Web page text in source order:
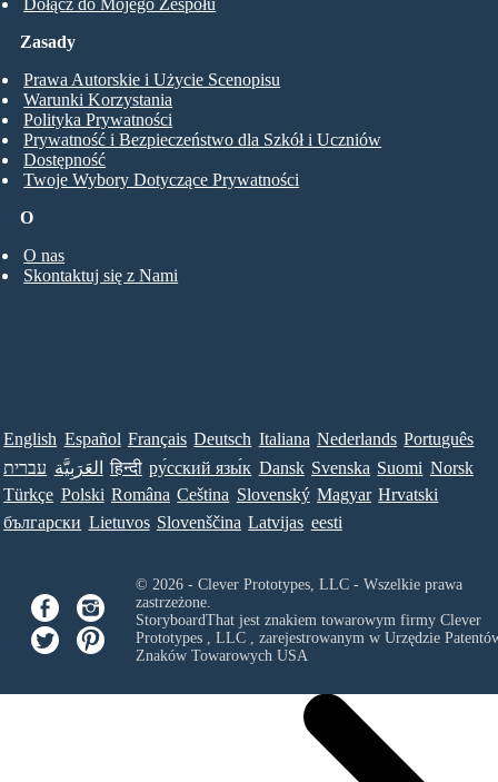
Dołącz do Mojego Zespołu
O
O nas
Skontaktuj się z Nami
Zasady
Prawa Autorskie i Użycie Scenopisu
Warunki Korzystania
Polityka Prywatności
Prywatność i Bezpieczeństwo dla Szkół i Uczniów
Dostępność
Twoje Wybory Dotyczące Prywatności
English Español Français Deutsch Italiana Nederlands Português
עברית العَرَبِيَّة हिन्दी ру́сский язы́к Dansk Svenska Suomi Norsk
Türkçe Polski Româna Ceština Slovenský Magyar Hrvatski
български Lietuvos Slovenščina Latvijas eesti
© 2026 - Clever Prototypes, LLC - Wszelkie prawa
zastrzeżone.
StoryboardThat jest znakiem towarowym firmy Clever
Prototypes , LLC, zarejestrowanym w Urzędzie
Znaków Towarowych USA